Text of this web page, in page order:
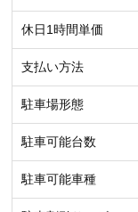
休日1時間単価
支払い方法
駐車場形態
駐車可能台数
駐車可能車種